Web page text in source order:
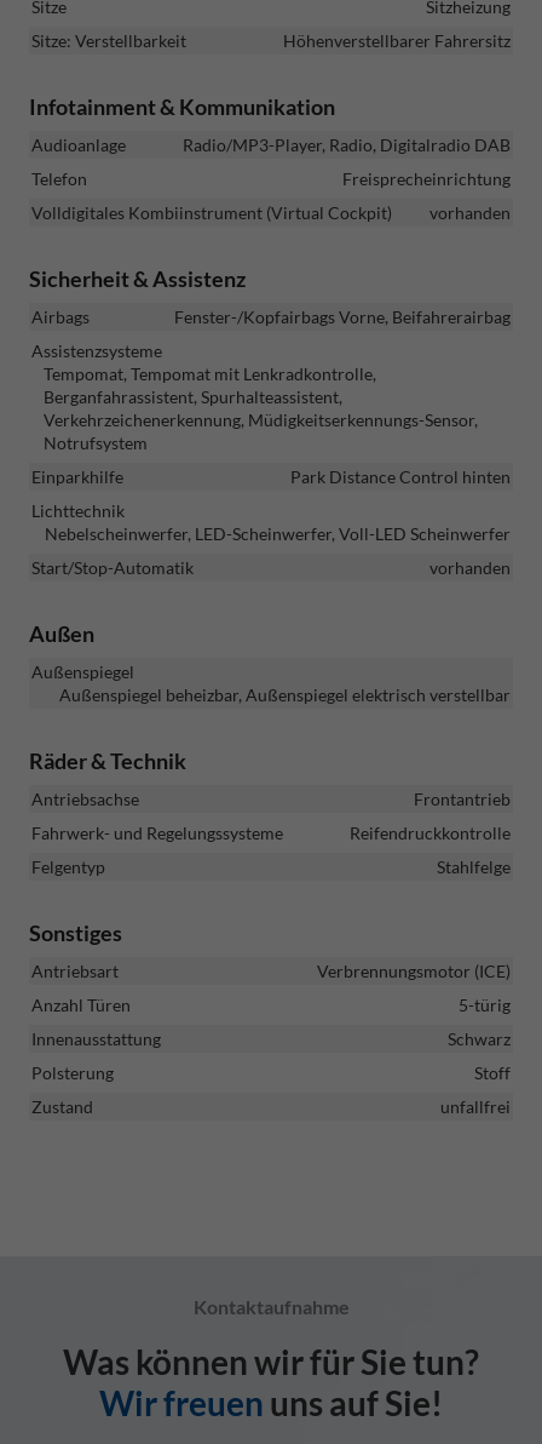
Sitze
Sitzheizung
Sitze: Verstellbarkeit
Höhenverstellbarer Fahrersitz
Infotainment & Kommunikation
Audioanlage
Radio/MP3-Player, Radio, Digitalradio DAB
Telefon
Freisprecheinrichtung
Volldigitales Kombiinstrument (Virtual Cockpit)
vorhanden
Sicherheit & Assistenz
Airbags
Fenster-/Kopfairbags Vorne, Beifahrerairbag
Assistenzsysteme
Tempomat, Tempomat mit Lenkradkontrolle,
Berganfahrassistent, Spurhalteassistent,
Verkehrzeichenerkennung, Müdigkeitserkennungs-Sensor,
Notrufsystem
Einparkhilfe
Park Distance Control hinten
Lichttechnik
Nebelscheinwerfer, LED-Scheinwerfer, Voll-LED Scheinwerfer
Start/Stop-Automatik
vorhanden
Außen
Außenspiegel
Außenspiegel beheizbar, Außenspiegel elektrisch verstellbar
Räder & Technik
Antriebsachse
Frontantrieb
Fahrwerk- und Regelungssysteme
Reifendruckkontrolle
Felgentyp
Stahlfelge
Sonstiges
Antriebsart
Verbrennungsmotor (ICE)
Anzahl Türen
5-türig
Innenausstattung
Schwarz
Polsterung
Stoff
Zustand
unfallfrei
Kontaktaufnahme
Was können wir für Sie tun?
Wir freuen uns auf Sie!